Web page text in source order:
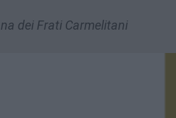
dei Frati Carmelitani